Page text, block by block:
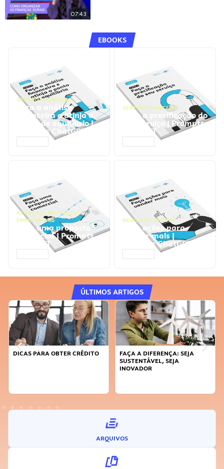
07:43
EBOOKS
GESTÃO FINANCEIRA
Faça a análise
financeira e atinja o
ponto de equilíbrio |
Prompts ChatGPT
GESTÃO FINANCEIRA
Faça a precificação do
seu serviço | Prompts
ChatGPT
NEGÓCIOS, PROCESSOS
EMPRESARIAIS
Faça uma proposta
comercial | Prompts
ChatGPT
NEGÓCIOS, VENDAS
Faça ações para
vender mais |
Prompts ChatGPT
ÚLTIMOS ARTIGOS
DICAS PARA OBTER CRÉDITO
FAÇA A DIFERENÇA: SEJA
SUSTENTÁVEL, SEJA
INOVADOR
ARQUIVOS